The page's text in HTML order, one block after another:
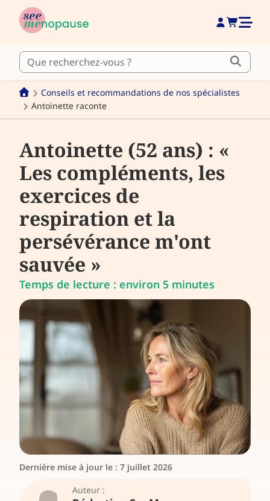
Conseils et recommandations de nos spécialistes
Antoinette raconte
Antoinette (52 ans) : «
Les compléments, les
exercices de
respiration et la
persévérance m'ont
sauvée »
Temps de lecture : environ 5 minutes
Dernière mise à jour le : 7 juillet 2026
Auteur :